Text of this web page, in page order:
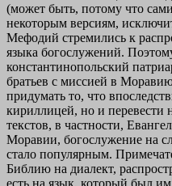
(может быть, потому что
некоторым версиям,
Мефодий стремились к
языка богослужений.
константинопольский
братьев с миссией в
придумать то, что
кириллицей, но и перевести
текстов, в частности,
Моравии, богослужение на
стало популярным.
Библию на диалект,
есть на язык, который был